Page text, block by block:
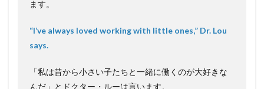
ます。
“I’ve always loved working with little ones,” Dr. Lou
says.
「私は昔から小さい子たちと一緒に働くのが大好きな
んだ」とドクター・ルーは言います。